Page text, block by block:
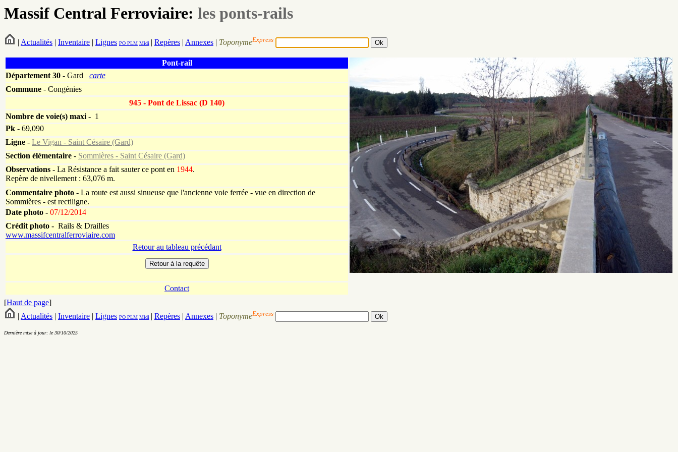
Massif Central Ferroviaire: les ponts-rails
| Actualités | Inventaire | Lignes PO PLM Midi | Repères | Annexes | ToponymeExpress
Pont-rail
Département30 - Gard carte
Commune - Congénies
945 - Pont de Lissac (D 140)
Nombre de voie(s) maxi- 1
Pk - 69,090
Ligne - Le Vigan - Saint Césaire (Gard)
Section élémentaire - Sommières - Saint Césaire (Gard)
Observations - La Résistance a fait sauter ce pont en 1944.
Repère de nivellement : 63,076 m.
Commentaire photo - La route est aussi sinueuse que l'ancienne voie ferrée - vue en direction de
Sommières - est rectiligne.
Date photo - 07/12/2014
Crédit photo - Rails & Drailles
www.massifcentralferroviaire.com
Retour au tableau précédant
Contact
[Haut de page]
| Actualités | Inventaire | Lignes PO PLM Midi | Repères | Annexes | ToponymeExpress
Dernière mise à jour: le 30/10/2025